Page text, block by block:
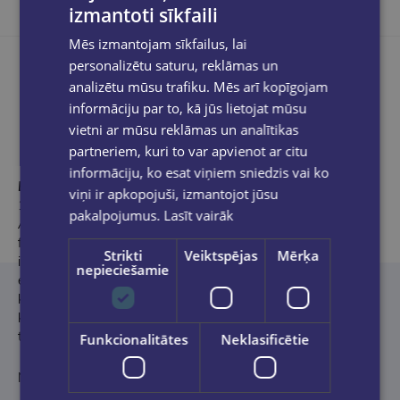
Produkta apraksts
BILS GEITSSir tehnoloģiju izstrādātājs, uzņēmējs un filantrops.
1975. gadā viņš kopā ar bērnības draugu Polu Alenu (
Allen
) nodibināja uzņēmumuMicrosoft
fonda valdes priekšsēdētājs. B. Geitss ir arī
iniciatīvas
Breakthrough Energydibinātājs – tās mērķis ir tīrās
enerģijas un citu tehnoloģiju, kas saistītas ar klimatu,
komercializēšana. Viņš ir izveidojis arī uzņēmumu
kas investē inovatīvu kodoltehnoloģiju izstrādē. B. Geitsam ir
trīs bērni.
No angļu valodas tulkojusi Aiga Veckalne
izmantoti sīkfaili
Mēs izmantojam sīkfailus, lai
personalizētu saturu, reklāmas un
analizētu mūsu trafiku. Mēs arī kopīgojam
informāciju par to, kā jūs lietojat mūsu
vietni ar mūsu reklāmas un analītikas
partneriem, kuri to var apvienot ar citu
informāciju, ko esat viņiem sniedzis vai ko
viņi ir apkopojuši, izmantojot jūsu
pakalpojumus. Lasīt vairāk
Strikti
nepieciešamie
Veiktspējas Mērķa
Funkcionalitātes Neklasificētie